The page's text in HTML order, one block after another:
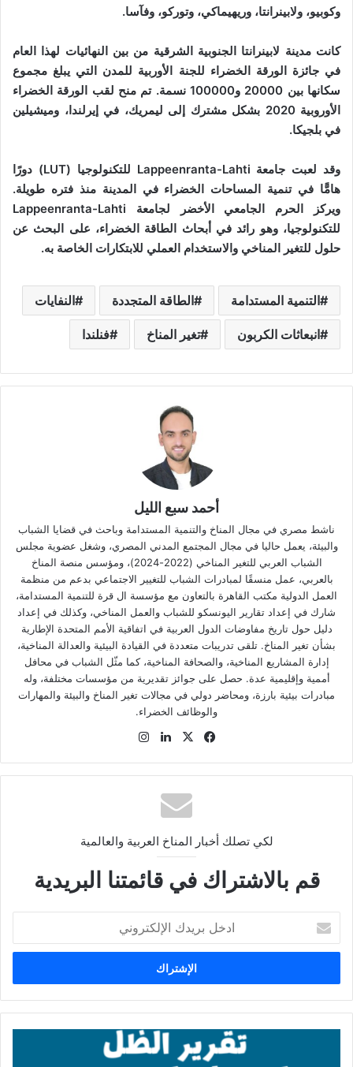
وكوبيو، ولابينرانتا، وريهيماكي، وتوركو، وفآسا.
كانت مدينة لابينرانتا الجنوبية الشرقية من بين النهائيات لهذا العام
في جائزة الورقة الخضراء للجنة الأوربية للمدن التي يبلغ مجموع
سكانها بين 20000 و100000 نسمة. تم منح لقب الورقة الخضراء
الأوروبية 2020 بشكل مشترك إلى ليمريك، في إيرلندا، وميشيلين
في بلجيكا.
وقد لعبت جامعة Lappeenranta-Lahti للتكنولوجيا (LUT) دورًا
هامًّا في تنمية المساحات الخضراء في المدينة منذ فتره طويلة.
ويركز الحرم الجامعي الأخضر لجامعة Lappeenranta-Lahti
للتكنولوجيا، وهو رائد في أبحاث الطاقة الخضراء، على البحث عن
حلول للتغير المناخي والاستخدام العملي للابتكارات الخاصة به.
التنمية المستدامة الطاقة المتجددة النفايات
انبعاثات الكربون تغير المناخ فنلندا
أحمد سبع الليل
ناشط مصري في مجال المناخ والتنمية المستدامة وباحث في قضايا الشباب
والبيئة، يعمل حاليا في مجال المجتمع المدني المصري، وشغل عضوية مجلس
الشباب العربي للتغير المناخي (2022-2024)، ومؤسس منصة المناخ
بالعربي، عمل منسقًا لمبادرات الشباب للتغيير الاجتماعي بدعم من منظمة
العمل الدولية مكتب القاهرة بالتعاون مع مؤسسة ال قرة للتنمية المستدامة،
شارك في إعداد تقارير اليونسكو للشباب والعمل المناخي، وكذلك في إعداد
دليل حول تاريخ مفاوضات الدول العربية في اتفاقية الأمم المتحدة الإطارية
بشأن تغير المناخ. تلقى تدريبات متعددة في القيادة البيئية والعدالة المناخية،
إدارة المشاريع المناخية، والصحافة المناخية، كما مثّل الشباب في محافل
أممية وإقليمية عدة. حصل على جوائز تقديرية من مؤسسات مختلفة، وله
مبادرات بيئية بارزة، ومحاضر دولي في مجالات تغير المناخ والبيئة والمهارات
والوظائف الخضراء.
في
وك
‫X
لينك
ام
لكي تصلك أخبار المناخ العربية والعالمية
قم بالاشتراك في قائمتنا البريدية
خ
ب
ر